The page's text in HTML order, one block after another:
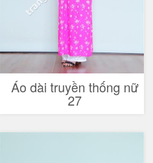
Áo dài truyền thống nữ
27